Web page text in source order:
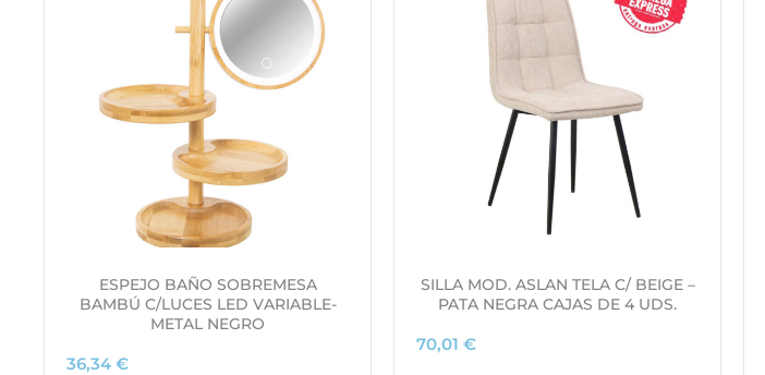
ESPEJO BAÑO SOBREMESA
BAMBÚ C/LUCES LED VARIABLE-
METAL NEGRO
36,34 €
SILLA MOD. ASLAN TELA C/ BEIGE –
PATA NEGRA CAJAS DE 4 UDS.
70,01 €